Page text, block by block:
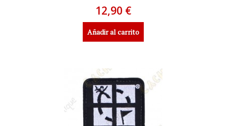
12,90 €
Añadir al carrito